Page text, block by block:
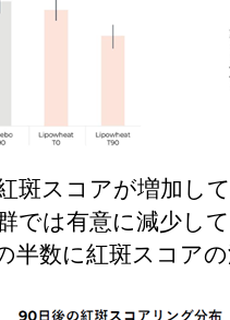
斑スコアが増加し
では有意に減少し
半数に紅斑スコア